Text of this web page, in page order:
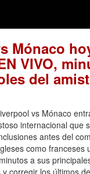
Mónaco
VIVO,
del
vs Mónaco
internacional que
antes del
como franceses
a sus